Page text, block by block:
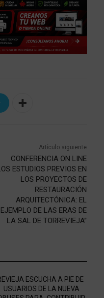
Artículo siguiente
CONFERENCIA ON LINE
ESTUDIOS PREVIOS EN
LOS PROYECTOS DE
RESTAURACIÓN
ARQUITECTÓNICA: EL
EJEMPLO DE LAS ERAS DE
LA SAL DE TORREVIEJA”
ESCUCHA A PIE DE
USUARIOS DE LA NUEVA